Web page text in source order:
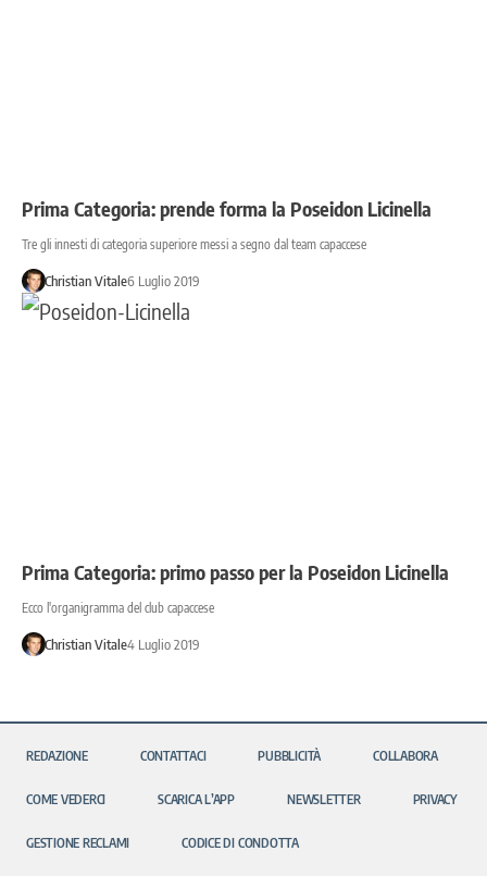
Prima Categoria: prende forma la Poseidon Licinella
Tre gli innesti di categoria superiore messi a segno dal team capaccese
Christian Vitale6 Luglio 2019
Prima Categoria: primo passo per la Poseidon Licinella
Ecco l'organigramma del club capaccese
Christian Vitale4 Luglio 2019
REDAZIONE CONTATTACI PUBBLICITÀ COLLABORA
COME VEDERCI SCARICA L’APP NEWSLETTER PRIVACY
GESTIONE RECLAMI CODICE DI CONDOTTA